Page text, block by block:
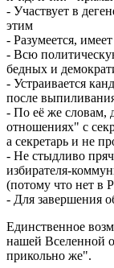
- Участвует в
этим
- Разумеется,
- Всю
бедных и
- Устраивается
после
- По её же словам,
отношениях" с
а секретарь и не
- Не стыдливо
избирателя-
(потому что нет в
- Для завершения
Единственное
нашей Вселенной
прикольно же".